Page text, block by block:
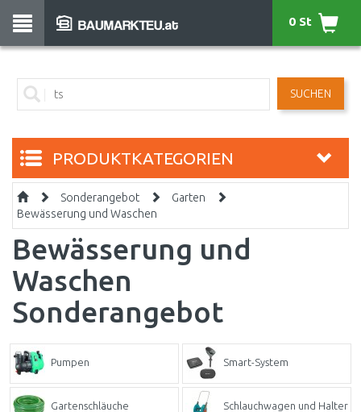
SUCHEN
0 St
PRODUKTKATEGORIEN
Sonderangebot
Garten
Bewässerung und Waschen
Bewässerung und
Waschen
Sonderangebot
Pumpen Smart-System
Gartenschläuche Schlauchwagen und Halter